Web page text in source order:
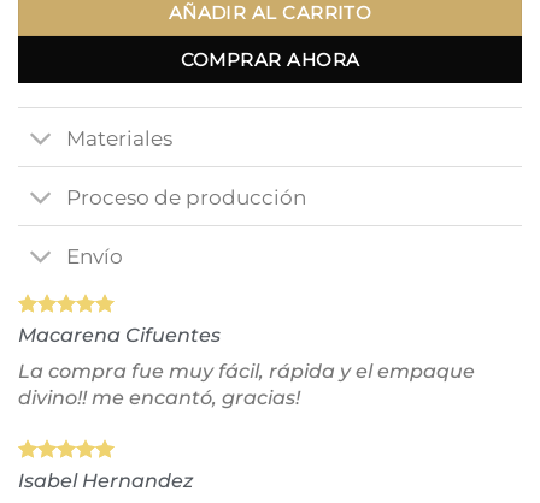
AÑADIR AL CARRITO
COMPRAR AHORA
Materiales
Proceso de producción
Envío
Macarena Cifuentes
La compra fue muy fácil, rápida y el empaque
divino!! me encantó, gracias!
Isabel Hernandez